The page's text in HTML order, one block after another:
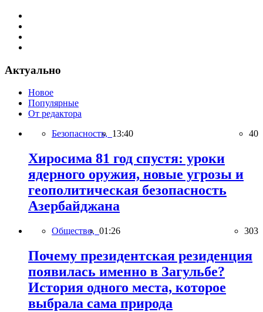
Актуально
Новое
Популярные
От редактора
Безопасность, 13:40 40
Хиросима 81 год спустя: уроки
ядерного оружия, новые угрозы и
геополитическая безопасность
Азербайджана
Общество, 01:26 303
Почему президентская резиденция
появилась именно в Загульбе?
История одного места, которое
выбрала сама природа